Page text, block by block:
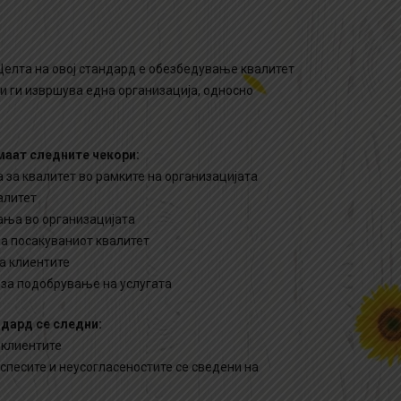
на овој стандард е обезбедување квалитет
ги извршува една организација, односно
следните чекори:
квалитет во рамките на организацијата
во организацијата
посакуваниот квалитет
клиентите
за подобрување на услугата
се следни:
и неусогласеностите се сведени на